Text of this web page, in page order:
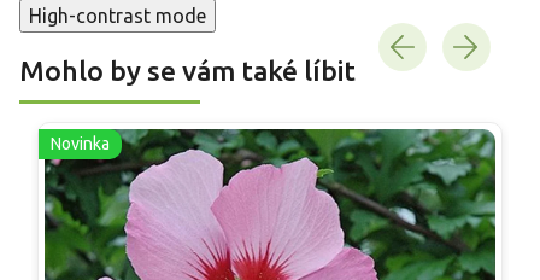
High-contrast mode
Mohlo by se vám také líbit
Novinka